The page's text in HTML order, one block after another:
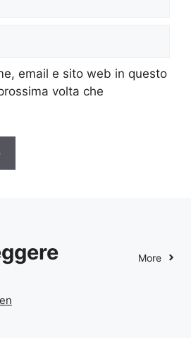
email e sito web in questo
volta che
More